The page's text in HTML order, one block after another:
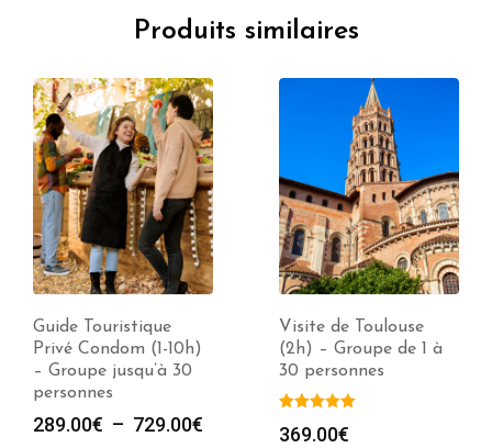
Produits similaires
Guide Touristique
Privé Condom (1-10h)
– Groupe jusqu’à 30
personnes
289.00€ – 729.00€
Visite de Toulouse
(2h) – Groupe de 1 à
30 personnes
369.00€